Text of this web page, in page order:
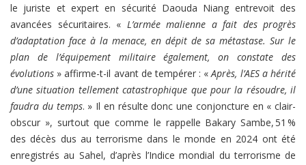
le juriste et expert en sécurité Daouda Niang entrevoit des
avancées sécuritaires. « L’armée malienne a fait des progrès
d’adaptation face à la menace, en dépit de sa métastase. Sur le
plan de l’équipement militaire également, on constate des
évolutions » affirme-t-il avant de tempérer : «Après, l’AES a hérité
d’une situation tellement catastrophique que pour la résoudre, il
faudra du temps. » Il en résulte donc une conjoncture en « clair-
obscur », surtout que comme le rappelle Bakary Sambe, 51 %
des décès dus au terrorisme dans le monde en 2024 ont été
enregistrés au Sahel, d’après l’Indice mondial du terrorisme de